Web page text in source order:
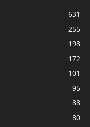
631
255
198
172
101
95
88
80